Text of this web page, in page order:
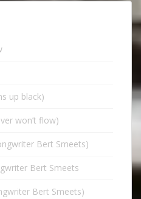
up black)
won’t flow)
Bert Smeets)
Bert Smeets
Bert Smeets)